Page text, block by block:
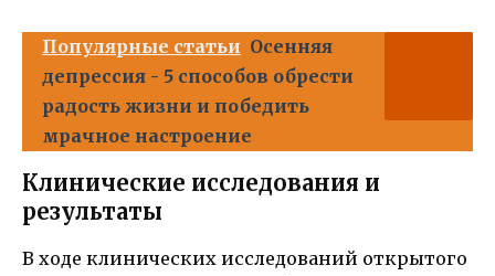
Популярные статьи Осенняя
депрессия - 5 способов обрести
радость жизни и победить
мрачное настроение
Клинические исследования и
результаты
В ходе клинических исследований открытого